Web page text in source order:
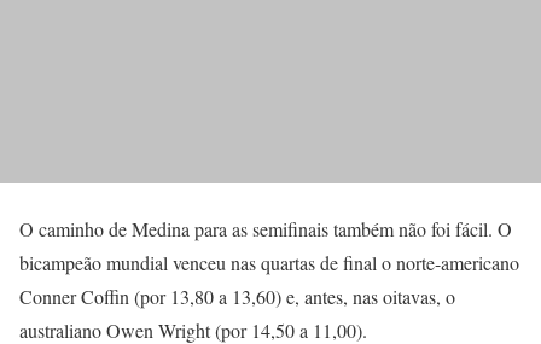
O caminho de Medina para as semifinais também não foi fácil. O
bicampeão mundial venceu nas quartas de final o norte-americano
Conner Coffin (por 13,80 a 13,60) e, antes, nas oitavas, o
australiano Owen Wright (por 14,50 a 11,00).